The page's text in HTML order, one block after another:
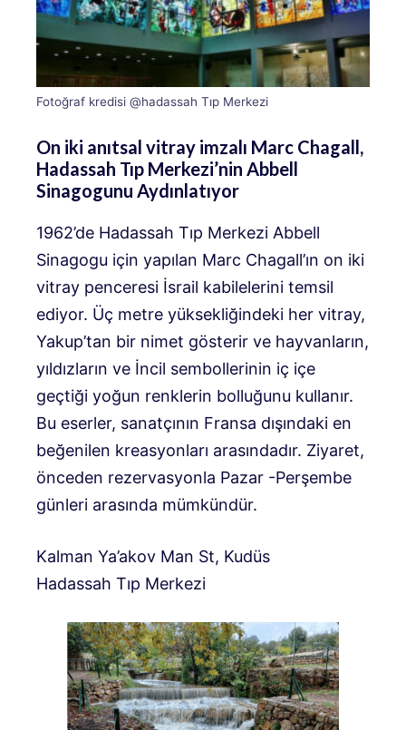
Fotoğraf kredisi @hadassah Tıp Merkezi
On iki anıtsal vitray imzalı Marc Chagall,
Hadassah Tıp Merkezi’nin Abbell
Sinagogunu Aydınlatıyor
1962’de Hadassah Tıp Merkezi Abbell
Sinagogu için yapılan Marc Chagall’ın on iki
vitray penceresi İsrail kabilelerini temsil
ediyor. Üç metre yüksekliğindeki her vitray,
Yakup’tan bir nimet gösterir ve hayvanların,
yıldızların ve İncil sembollerinin iç içe
geçtiği yoğun renklerin bolluğunu kullanır.
Bu eserler, sanatçının Fransa dışındaki en
beğenilen kreasyonları arasındadır. Ziyaret,
önceden rezervasyonla Pazar -Perşembe
günleri arasında mümkündür.
Kalman Ya’akov Man St, Kudüs
Hadassah Tıp Merkezi